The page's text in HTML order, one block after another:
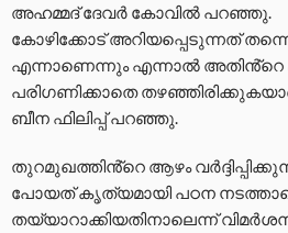
അഹമ്മദ് ദേവർ കോവിൽ പറഞ്ഞു.
കോഴിക്കോട് അറിയപ്പെടുന്നത്
എന്നാണെന്നും എന്നാൽ അതിൻ്റെ
പരിഗണിക്കാതെ
ബീന ഫിലിപ്പ് പറഞ്ഞു.
തുറമുഖത്തിൻ്റെ ആഴം
പോയത് കൃത്യമായി പഠന നടത്താതെ
തയ്യാറാക്കിയതിനാലെന്ന്